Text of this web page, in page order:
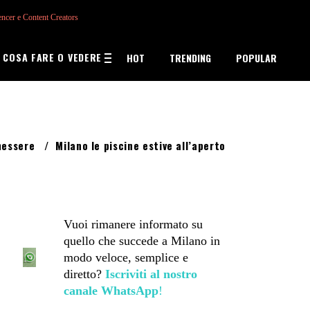
e Content Creators
COSA FARE O VEDERE HOT TRENDING POPULAR
/ Milano le piscine estive all’aperto
Vuoi rimanere informato su
quello che succede a Milano in
modo veloce, semplice e
diretto? Iscriviti al nostro
canale WhatsApp!